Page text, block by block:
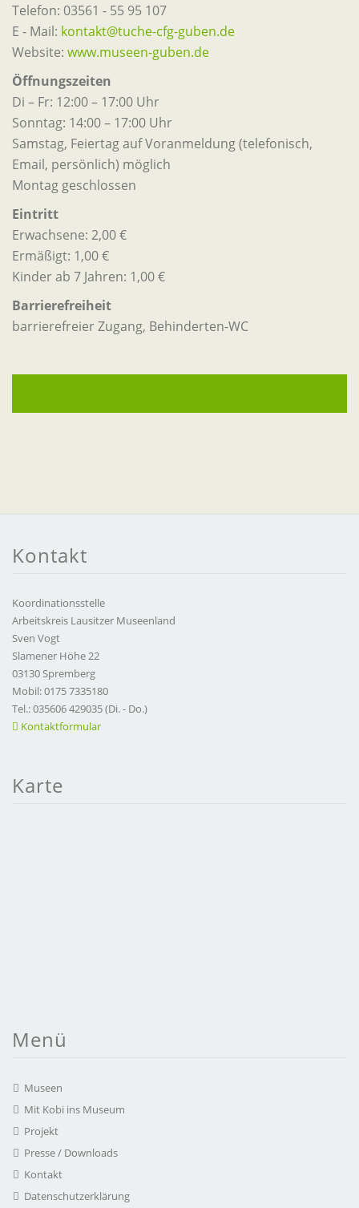
Telefon: 03561 - 55 95 107
E - Mail: kontakt@tuche-cfg-guben.de
Website: www.museen-guben.de
Öffnungszeiten
Di – Fr: 12:00 – 17:00 Uhr
Sonntag: 14:00 – 17:00 Uhr
Samstag, Feiertag auf Voranmeldung (telefonisch,
Email, persönlich) möglich
Montag geschlossen
Eintritt
Erwachsene: 2,00 €
Ermäßigt: 1,00 €
Kinder ab 7 Jahren: 1,00 €
Barrierefreiheit
barrierefreier Zugang, Behinderten-WC
Kontakt
Koordinationsstelle
Arbeitskreis Lausitzer Museenland
Sven Vogt
Slamener Höhe 22
03130 Spremberg
Mobil: 0175 7335180
Tel.: 035606 429035 (Di. - Do.)
Kontaktformular
Karte
Menü
Museen
Mit Kobi ins Museum
Projekt
Presse / Downloads
Kontakt
Datenschutzerklärung